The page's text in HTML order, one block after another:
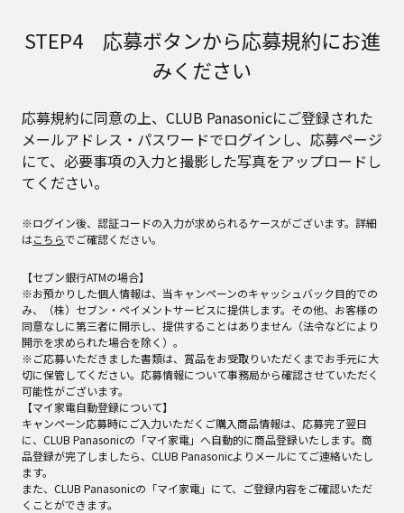
STEP4 応募ボタンから応募規約にお進
みください
応募規約に同意の上、CLUB Panasonicにご登録された
メールアドレス・パスワードでログインし、応募ページ
にて、必要事項の入力と撮影した写真をアップロードし
てください。
※ログイン後、認証コードの入力が求められるケースがございます。詳細
はこちらでご確認ください。
【セブン銀行ATMの場合】
※お預かりした個人情報は、当キャンペーンのキャッシュバック目的での
み、（株）セブン・ペイメントサービスに提供します。その他、お客様の
同意なしに第三者に開示し、提供することはありません（法令などにより
開示を求められた場合を除く）。
※ご応募いただきました書類は、賞品をお受取りいただくまでお手元に大
切に保管してください。応募情報について事務局から確認させていただく
可能性がございます。
【マイ家電自動登録について】
キャンペーン応募時にご入力いただくご購入商品情報は、応募完了翌日
に、CLUB Panasonicの「マイ家電」へ自動的に商品登録いたします。商
品登録が完了しましたら、CLUB Panasonicよりメールにてご連絡いたし
ます。
また、CLUB Panasonicの「マイ家電」にて、ご登録内容をご確認いただ
くことができます。